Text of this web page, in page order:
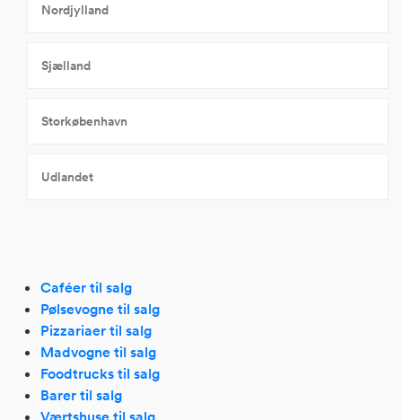
Nordjylland
Sjælland
Storkøbenhavn
Udlandet
Caféer til salg
Pølsevogne til salg
Pizzariaer til salg
Madvogne til salg
Foodtrucks til salg
Barer til salg